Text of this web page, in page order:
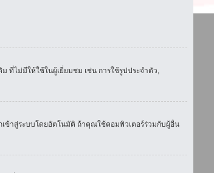
ไม่มีให้ใช้ในผู้เยี่ยมชม เช่น การใช้รูปประจำตัว,
ข้าสู่ระบบโดยอัตโนมัติ ถ้าคุณใช้คอมพิวเตอร์ร่วมกับผู้อื่น